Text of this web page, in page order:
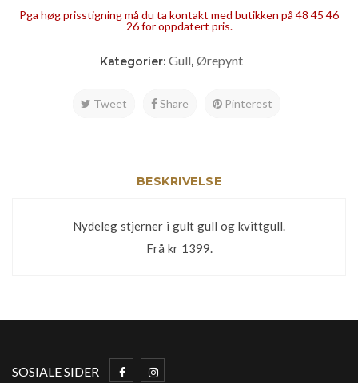
Pga høg prisstigning må du ta kontakt med butikken på 48 45 46
26 for oppdatert pris.
Kategorier: Gull, Ørepynt
Tweet Share Pinterest
BESKRIVELSE
Nydeleg stjerner i gult gull og kvittgull.
Frå kr 1399.
SOSIALE SIDER